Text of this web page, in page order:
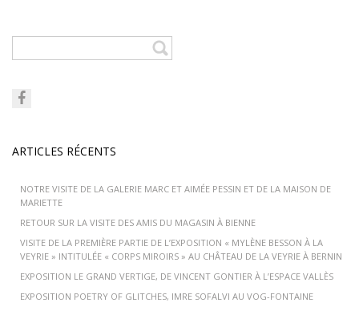
ARTICLES RÉCENTS
NOTRE VISITE DE LA GALERIE MARC ET AIMÉE PESSIN ET DE LA MAISON DE
MARIETTE
RETOUR SUR LA VISITE DES AMIS DU MAGASIN À BIENNE
VISITE DE LA PREMIÈRE PARTIE DE L’EXPOSITION « MYLÈNE BESSON À LA
VEYRIE » INTITULÉE « CORPS MIROIRS » AU CHÂTEAU DE LA VEYRIE À BERNIN
EXPOSITION LE GRAND VERTIGE, DE VINCENT GONTIER À L’ESPACE VALLÈS
EXPOSITION POETRY OF GLITCHES, IMRE SOFALVI AU VOG-FONTAINE